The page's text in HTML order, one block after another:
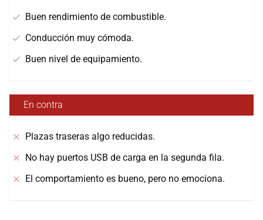
Buen rendimiento de combustible.
Conducción muy cómoda.
Buen nivel de equipamiento.
En contra
Plazas traseras algo reducidas.
No hay puertos USB de carga en la segunda fila.
El comportamiento es bueno, pero no emociona.